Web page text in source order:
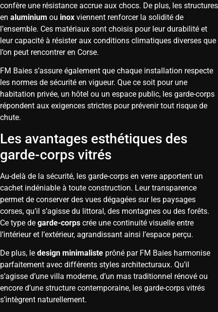
confère une résistance accrue aux chocs. De plus, les structures
en aluminium ou inox viennent renforcer la solidité de
l’ensemble. Ces matériaux sont choisis pour leur durabilité et
leur capacité à résister aux conditions climatiques diverses que
l’on peut rencontrer en Corse.
FM Baies s’assure également que chaque installation respecte
les normes de sécurité en vigueur. Que ce soit pour une
habitation privée, un hôtel ou un espace public, les garde-corps
répondent aux exigences strictes pour prévenir tout risque de
chute.
Les avantages esthétiques des
garde-corps vitrés
Au-delà de la sécurité, les garde-corps en verre apportent un
cachet indéniable à toute construction. Leur transparence
permet de conserver des vues dégagées sur les paysages
corses, qu’il s’agisse du littoral, des montagnes ou des forêts.
Ce type de garde-corps crée une continuité visuelle entre
l’intérieur et l’extérieur, agrandissant ainsi l’espace perçu.
De plus, le design minimaliste prôné par FM Baies harmonise
parfaitement avec différents styles architecturaux. Qu’il
s’agisse d’une villa moderne, d’un mas traditionnel rénové ou
encore d’une structure contemporaine, les garde-corps vitrés
s’intègrent naturellement.